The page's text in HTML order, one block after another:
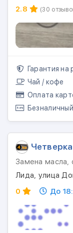
2.8
(30
Гарантия на
Чай / кофе
Оплата
Четверка
Замена масла,
Лида, улица
0
До